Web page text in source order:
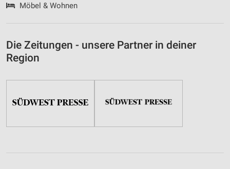
Möbel & Wohnen
Die Zeitungen - unsere Partner in deiner
Region